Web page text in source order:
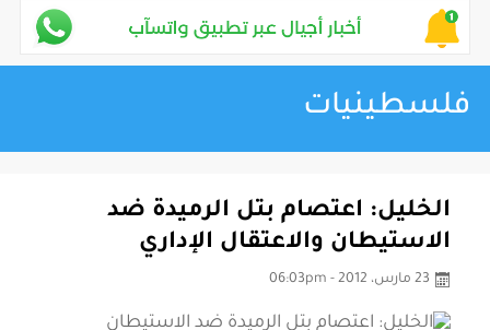
فلسطينيات
الخليل: اعتصام بتل الرميدة ضد
الاستيطان والاعتقال الإداري
23 مارس، 2012 - 06:03pm